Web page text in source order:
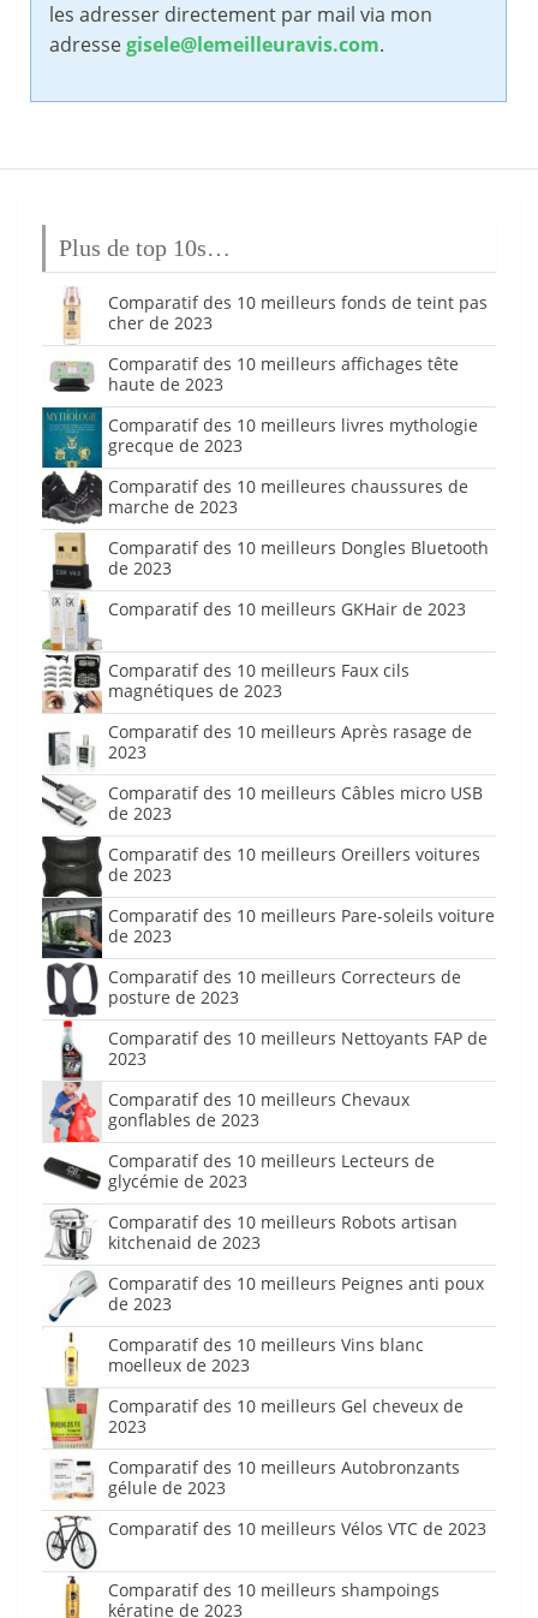
les adresser directement par mail via mon
adressegisele@lemeilleuravis.com.
Plus de top 10s…
Comparatif des 10 meilleurs fonds de teint pas
cher de 2023
Comparatif des 10 meilleurs affichages tête
haute de 2023
Comparatif des 10 meilleurs livres mythologie
grecque de 2023
Comparatif des 10 meilleures chaussures de
marche de 2023
Comparatif des 10 meilleurs Dongles Bluetooth
de 2023
Comparatif des 10 meilleurs GKHair de 2023
Comparatif des 10 meilleurs Faux cils
magnétiques de 2023
Comparatif des 10 meilleurs Après rasage de
2023
Comparatif des 10 meilleurs Câbles micro USB
de 2023
Comparatif des 10 meilleurs Oreillers voitures
de 2023
Comparatif des 10 meilleurs Pare-soleils voiture
de 2023
Comparatif des 10 meilleurs Correcteurs de
posture de 2023
Comparatif des 10 meilleurs Nettoyants FAP de
2023
Comparatif des 10 meilleurs Chevaux
gonflables de 2023
Comparatif des 10 meilleurs Lecteurs de
glycémie de 2023
Comparatif des 10 meilleurs Robots artisan
kitchenaid de 2023
Comparatif des 10 meilleurs Peignes anti poux
de 2023
Comparatif des 10 meilleurs Vins blanc
moelleux de 2023
Comparatif des 10 meilleurs Gel cheveux de
2023
Comparatif des 10 meilleurs Autobronzants
gélule de 2023
Comparatif des 10 meilleurs Vélos VTC de 2023
Comparatif des 10 meilleurs shampoings
kératine de 2023